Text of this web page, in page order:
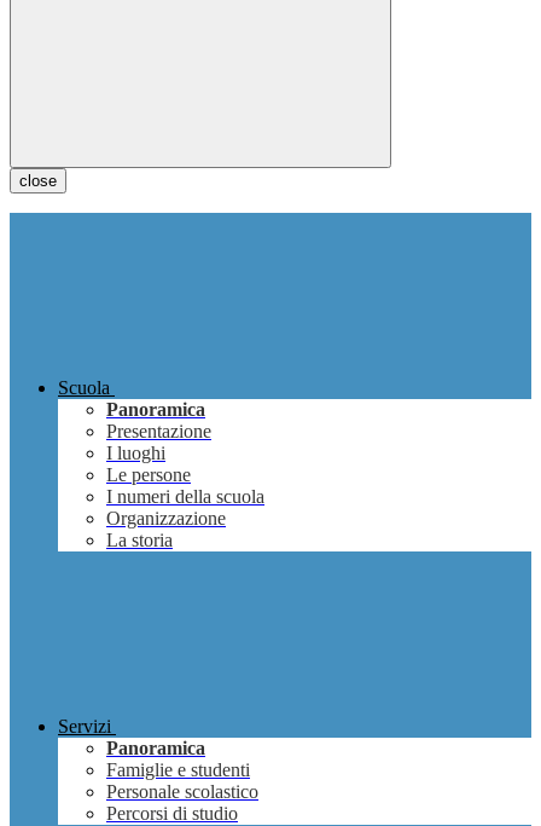
close
Scuola
Panoramica
Presentazione
I luoghi
Le persone
I numeri della scuola
Organizzazione
La storia
Servizi
Panoramica
Famiglie e studenti
Personale scolastico
Percorsi di studio